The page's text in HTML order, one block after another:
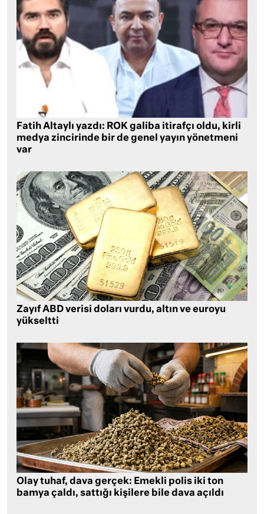
Fatih Altaylı yazdı: ROK galiba itirafçı oldu, kirli
medya zincirinde bir de genel yayın yönetmeni
var
Zayıf ABD verisi doları vurdu, altın ve euroyu
yükseltti
Olay tuhaf, dava gerçek: Emekli polis iki ton
bamya çaldı, sattığı kişilere bile dava açıldı